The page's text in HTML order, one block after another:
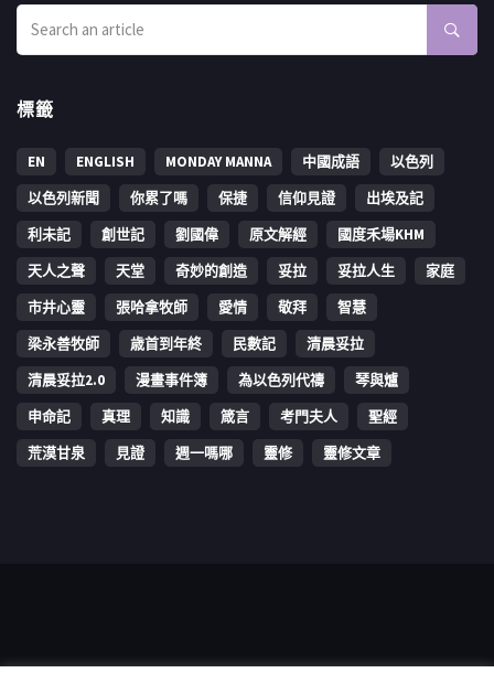
標籤
EN ENGLISH MONDAY MANNA 中國成語
以色列
以色列新聞
你累了嗎 保捷 信仰見證
出埃及記
利未記
創世記 劉國偉 原文解經
國度禾場KHM
天人之聲
天堂 奇妙的創造 妥拉 妥拉人生
家庭
市井心靈
張哈拿牧師 愛情 敬拜
智慧
梁永善牧師
歳首到年終 民數記
清晨妥拉
清晨妥拉2.0
漫畫事件簿 為以色列代禱
琴與爐
申命記
真理 知識 箴言 考門夫人
聖經
荒漠甘泉
見證 週一嗎哪 靈修 靈修文章